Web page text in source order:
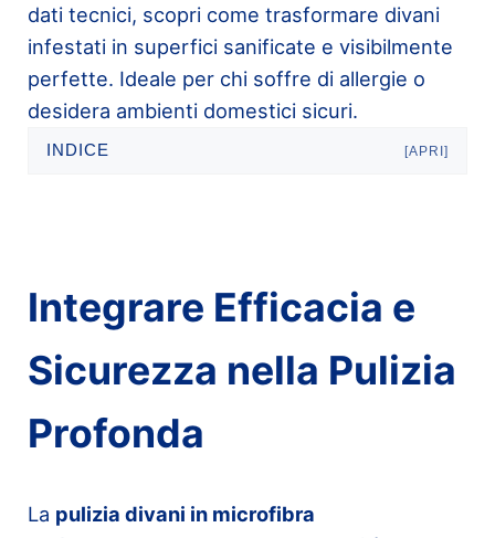
dati tecnici, scopri come trasformare divani
infestati in superfici sanificate e visibilmente
perfette. Ideale per chi soffre di allergie o
desidera ambienti domestici sicuri.
INDICE [APRI]
Integrare Efficacia e
Sicurezza nella Pulizia
Profonda
La pulizia divani in microfibra